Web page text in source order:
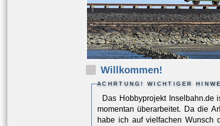
Willkommen!
ACHRTUNG! WICHTIGER
Das Hobbyprojekt Inselbahn.de
momentan überarbeitet. Da die
habe ich auf vielfachen Wunsch